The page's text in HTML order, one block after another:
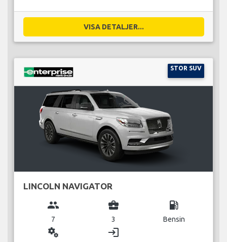
VISA DETALJER...
STOR SUV
LINCOLN NAVIGATOR
group
7
business_center
3
local_gas_station
Bensin
miscellaneous_services login